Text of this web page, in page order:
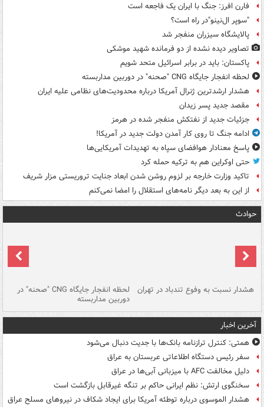
فارن افرز: جنگ با ایران یک فاجعه است
"سوپر ال‌نینو"در راه است؟
پالایشگاه سیزران منفجر شد
تصاویر دیده‌ نشده از دو فرمانده شهید موشکی
پاکستان: باید در برابر اسرائیل متحد شویم
لحظه انفجار جایگاه CNG "صحنه" در دوربین مداربسته
هشدار ارشدترین ژنرال آمریکا درباره محدودیت‌های نظامی علیه ایران
مقصد جدید پسر زیدان
جزئیات جدید از نفتکش منفجر شده در هرمز
ادامه جنگ تا روی کار آمدن دولت جدید در آمریکا!
پاسخ معنادار هوافضای سپاه به تهدیدات آمریکایی‌ها
حتی اوکراین هم به ترکیه حمله کرد
تاکید وزارت خارجه بر لزوم روشن شدن ابعاد جنایت تروریستی مزار شریف
از این به بعد دیگر نامه‌های استقلال را امضا نمی‌کنم
حوادث
هشدار نسبت به وفوع تندباد در تهران لحظه انفجار جایگاه CNG "صحنه" در
دوربین مداربسته
آخرین اخبار
همتی: کنترل ترازنامه بانک‌ها با جدیت دنبال می‌شود
سفر رئیس دستگاه اطلاعاتی عربستان به عراق
دلیل مخالفت AFC با میزبانی آبی‌ها در عراق
سخنگوی ارتش: نظم ایرانی حاکم بر تنگه غیرقابل بازگشت است
هشدار الموسوی درباره توطئه آمریکا برای ایجاد شکاف در نیروهای مسلح عراق